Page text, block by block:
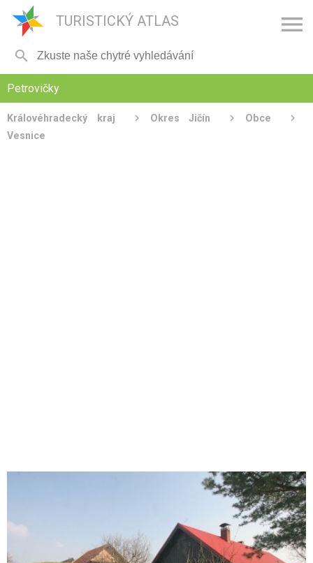
TURISTICKÝ ATLAS 

Petrovičky
Královéhradecký kraj Okres Jičín
Obce
Vesnice